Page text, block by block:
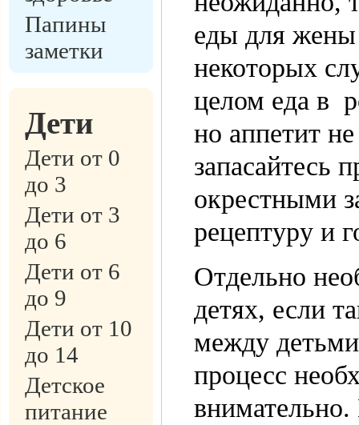
Папины
заметки
Дети
Дети от 0
до 3
Дети от 3
до 6
Дети от 6
до 9
Дети от 10
до 14
Детское
питание
еды для жены
некоторых
целом еда в
но аппетит
запасайтесь
окрестными
рецептуру и
Отдельно
детях, если
между детьми
процесс
внимательно.